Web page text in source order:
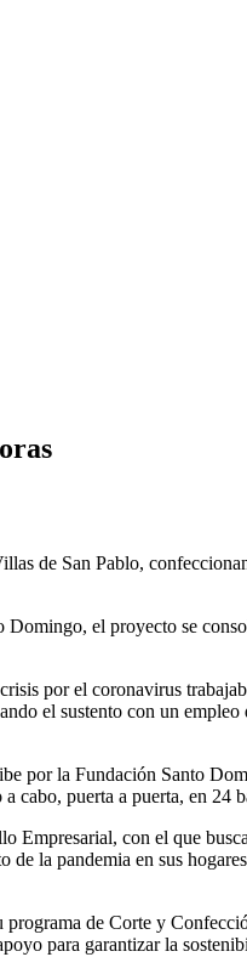
de San Pablo,
el proyecto se
por el coronavirus
el sustento con un
por la Fundación Santo
puerta a puerta, en
con el que
la pandemia en sus
de Corte y
para garantizar la